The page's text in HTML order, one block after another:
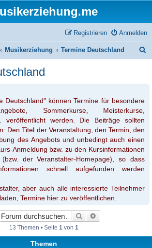
Anmelden
Registrieren
Musikerziehung Termine Deutschland
Deutschland" können Termine für besondere
Sommerkurse, Meisterkurse,
veröffentlicht werden. Die Beiträge sollten
Den Titel der Veranstaltung, den Termin, den
des Angebots und unbedingt auch einen
Anmeldung bzw. zu den Kursinformationen
der Veranstalter-Homepage), so dass
schnell aufgefunden werden
aber auch alle interessierte Teilnehmer
Termine hier zu veröffentlichen.
Suche
13 Themen • Seite 1von 1
Themen